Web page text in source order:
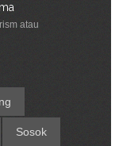
atau
Sosok